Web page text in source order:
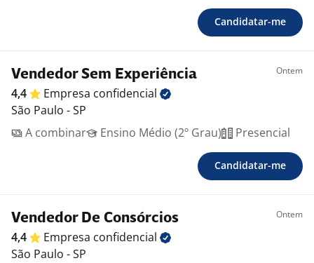
Candidatar-me
Vendedor Sem Experiência Ontem
4,4 Empresa confidencial
São Paulo - SP
A combinar
Ensino Médio (2º Grau) Presencial
Candidatar-me
Vendedor De Consórcios Ontem
4,4 Empresa confidencial
São Paulo - SP